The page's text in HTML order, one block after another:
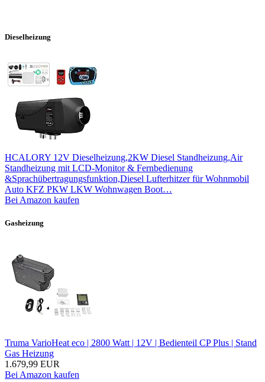
Dieselheizung
HCALORY 12V Dieselheizung,2KW Diesel Standheizung,Air
Standheizung mit LCD-Monitor & Fernbedienung
&Sprachübertragungsfunktion,Diesel Lufterhitzer für Wohnmobil
Auto KFZ PKW LKW Wohnwagen Boot…
Bei Amazon kaufen
Gasheizung
Truma VarioHeat eco | 2800 Watt | 12V | Bedienteil CP Plus | Stand
Gas Heizung
1.679,99 EUR
Bei Amazon kaufen